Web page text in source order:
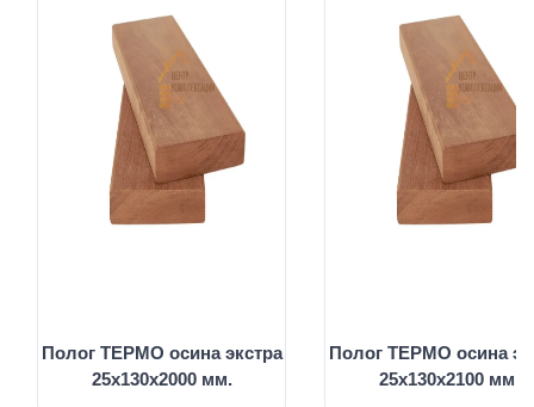
Полог ТЕРМО осина экстра
25х130х2000 мм.
Полог ТЕРМО осина
25х130х2100 мм.